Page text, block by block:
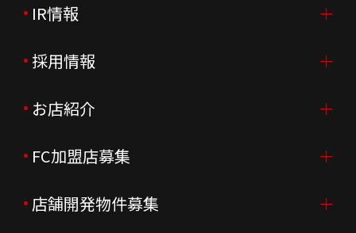
会社案内TOP
ご挨拶
会社概要
会社沿革
企業理念
IR情報
IR情報TOP
ニュースリリース
月次売上
決算資料
採用情報
採用情報TOP
新卒採用
中途採用
お店紹介
店舗を探す・予約する
よくあるご質問
FC加盟店募集
FC加盟店募集TOP
店舗開発物件募集